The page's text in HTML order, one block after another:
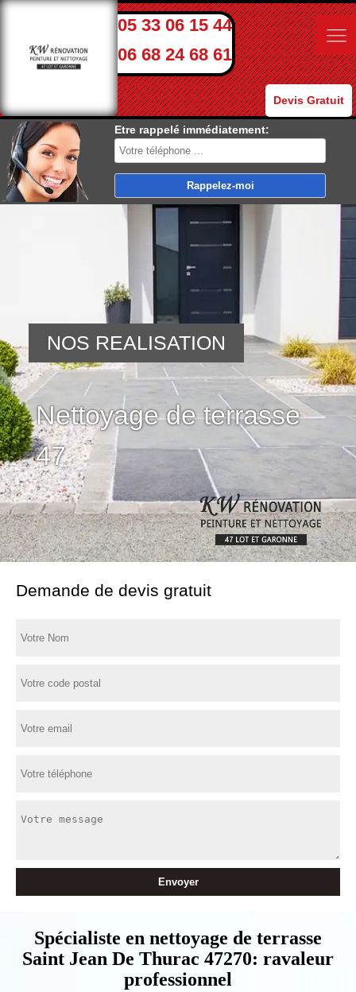
05 33 06 15 44
06 68 24 68 61
Devis Gratuit
Etre rappelé immédiatement:
Nettoyage de terrasse
47
NOS REALISATION
Demande de devis gratuit
Spécialiste en nettoyage de terrasse
Saint Jean De Thurac 47270: ravaleur
professionnel